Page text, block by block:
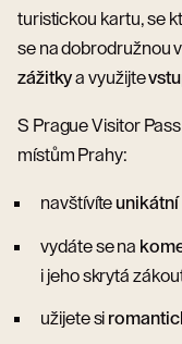
turistickou kartu, se
se na dobrodružnou
zážitkya využijte
S Prague Visitor
místům Prahy:
navštívíte unikátní
vydáte se na
i jeho skrytá
užijete si